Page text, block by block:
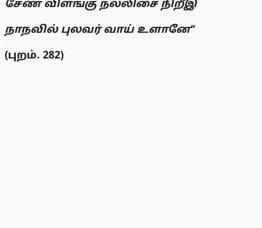
சேண் விளங்கு நல்லிசை நிறீஇ
நாநவில் புலவர் வாய் உளானே"
(புறம். 282)